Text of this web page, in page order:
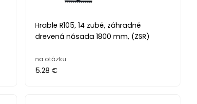
Hrable R105, 14 zubé, záhradné
drevená násada 1800 mm, (ZSR)
na otázku
5.28 €